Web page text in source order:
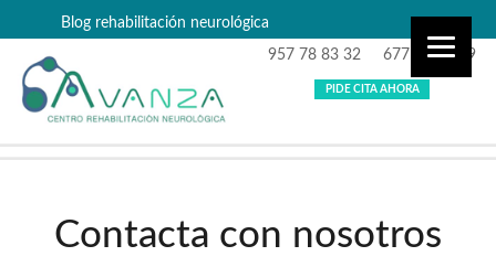
Blog rehabilitación neurológica
957 78 83 32 677 87 99 29
PIDE CITA AHORA
Contacta con nosotros